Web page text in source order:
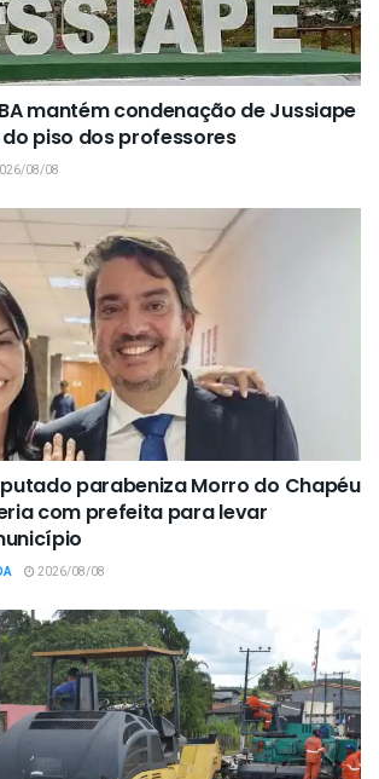
mantém condenação de Jussiape
piso dos professores
08/08
parabeniza Morro do Chapéu
com prefeita para levar
2026/08/08